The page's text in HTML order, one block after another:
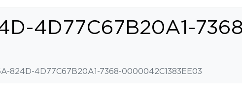
4D77C67B20A1-
824D-4D77C67B20A1-7368-0000042C1383EE03